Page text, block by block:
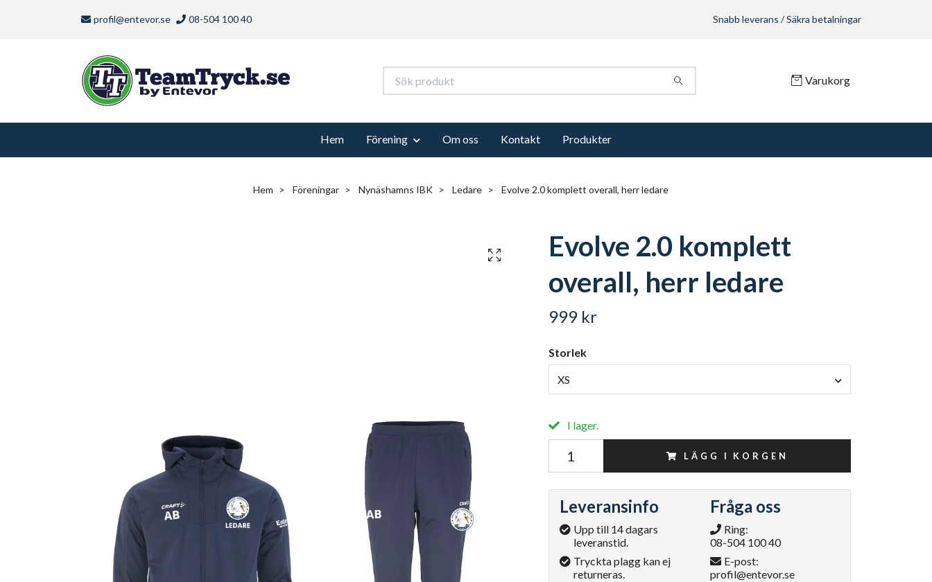
profil@entevor.se 08-504 100 40 Snabb leverans / Säkra betalningar
Varukorg
Hem Förening Om oss Kontakt Produkter
Hem Föreningar Nynäshamns IBK Ledare Evolve 2.0 komplett overall, herr ledare
Evolve 2.0 komplett
overall, herr ledare
999 kr
Storlek
XS
I lager.
LÄGG I KORGEN
Leveransinfo
Upp till 14 dagars
leveranstid.
Tryckta plagg kan ej
returneras.
Fråga oss
Ring:
08-504 100 40
E-post:
profil@entevor.se